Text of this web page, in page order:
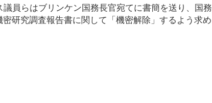
員らはブリンケン国務長官宛てに書簡を送り、国務
研究調査報告書に関して「機密解除」するよう求め